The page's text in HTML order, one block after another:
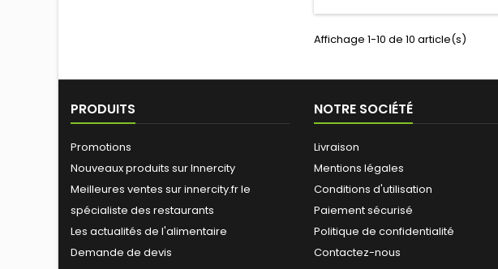
Affichage 1-10 de 10 article(s)
PRODUITS
Promotions
Nouveaux produits sur Innercity
Meilleures ventes sur innercity.fr le
spécialiste des restaurants
Les actualités de l'alimentaire
Demande de devis
NOTRE SOCIÉTÉ
Livraison
Mentions légales
Conditions d'utilisation
Paiement sécurisé
Politique de confidentialité
Contactez-nous